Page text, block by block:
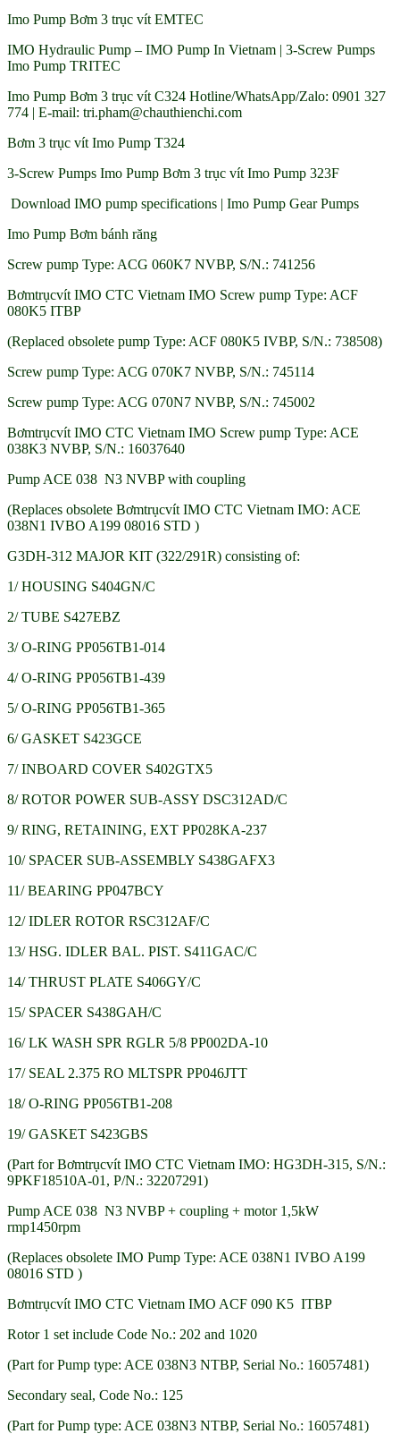
Imo Pump Bơm 3 trục vít EMTEC
IMO Hydraulic Pump – IMO Pump In Vietnam | 3-Screw Pumps
Imo Pump TRITEC
Imo Pump Bơm 3 trục vít C324 Hotline/WhatsApp/Zalo: 0901 327
774 | E-mail: tri.pham@chauthienchi.com
Bơm 3 trục vít Imo Pump T324
3-Screw Pumps Imo Pump Bơm 3 trục vít Imo Pump 323F
Download IMO pump specifications | Imo Pump Gear Pumps
Imo Pump Bơm bánh răng
Screw pump Type: ACG 060K7 NVBP, S/N.: 741256
Bơmtrụcvít IMO CTC Vietnam IMO Screw pump Type: ACF
080K5 ITBP
(Replaced obsolete pump Type: ACF 080K5 IVBP, S/N.: 738508)
Screw pump Type: ACG 070K7 NVBP, S/N.: 745114
Screw pump Type: ACG 070N7 NVBP, S/N.: 745002
Bơmtrụcvít IMO CTC Vietnam IMO Screw pump Type: ACE
038K3 NVBP, S/N.: 16037640
Pump ACE 038 N3 NVBP with coupling
(Replaces obsolete Bơmtrụcvít IMO CTC Vietnam IMO: ACE
038N1 IVBO A199 08016 STD )
G3DH-312 MAJOR KIT (322/291R) consisting of:
1/ HOUSING S404GN/C
2/ TUBE S427EBZ
3/ O-RING PP056TB1-014
4/ O-RING PP056TB1-439
5/ O-RING PP056TB1-365
6/ GASKET S423GCE
7/ INBOARD COVER S402GTX5
8/ ROTOR POWER SUB-ASSY DSC312AD/C
9/ RING, RETAINING, EXT PP028KA-237
10/ SPACER SUB-ASSEMBLY S438GAFX3
11/ BEARING PP047BCY
12/ IDLER ROTOR RSC312AF/C
13/ HSG. IDLER BAL. PIST. S411GAC/C
14/ THRUST PLATE S406GY/C
15/ SPACER S438GAH/C
16/ LK WASH SPR RGLR 5/8 PP002DA-10
17/ SEAL 2.375 RO MLTSPR PP046JTT
18/ O-RING PP056TB1-208
19/ GASKET S423GBS
(Part for Bơmtrụcvít IMO CTC Vietnam IMO: HG3DH-315, S/N.:
9PKF18510A-01, P/N.: 32207291)
Pump ACE 038 N3 NVBP + coupling + motor 1,5kW
rmp1450rpm
(Replaces obsolete IMO Pump Type: ACE 038N1 IVBO A199
08016 STD )
Bơmtrụcvít IMO CTC Vietnam IMO ACF 090 K5 ITBP
Rotor 1 set include Code No.: 202 and 1020
(Part for Pump type: ACE 038N3 NTBP, Serial No.: 16057481)
Secondary seal, Code No.: 125
(Part for Pump type: ACE 038N3 NTBP, Serial No.: 16057481)